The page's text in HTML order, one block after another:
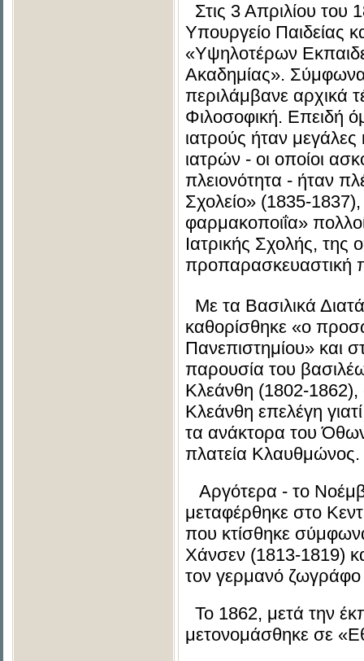
Στις 3 Απριλίου του
Υπουργείο Παιδείας
«Υψηλοτέρων
Ακαδημίας». Σύμφωνα
περιλάμβανε αρχικά
Φιλοσοφική. Επειδή
ιατρούς ήταν
ιατρών - οι οποίοι
πλειονότητα - ήταν
Σχολείο» (1835-1837),
φαρμακοποιΐα»
Ιατρικής Σχολής, της
προπαρασκευαστική
Με τα Βασιλικά
καθορίσθηκε «ο
Πανεπιστημίου» και
παρουσία του
Κλεάνθη (1802-
Κλεάνθη επελέγη
τα ανάκτορα του
πλατεία Κλαυθμώνος.
Αργότερα - το
μεταφέρθηκε στο
που κτίσθηκε
Χάνσεν (1813-1819)
τον γερμανό
Το 1862, μετά την
μετονομάσθηκε σε